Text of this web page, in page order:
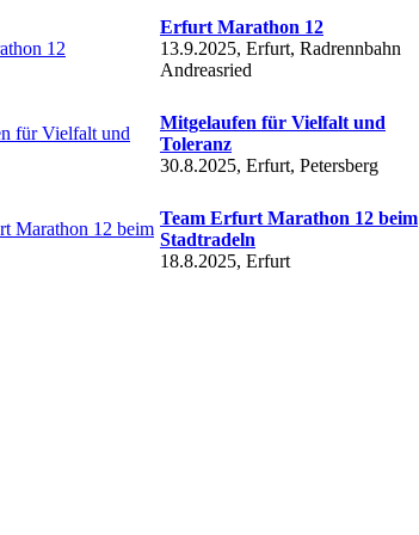
Erfurt Marathon 12
13.9.2025, Erfurt, Radrennbahn
Andreasried
Mitgelaufen für Vielfalt und
Toleranz
30.8.2025, Erfurt, Petersberg
Team Erfurt Marathon 12 beim
Stadtradeln
18.8.2025, Erfurt